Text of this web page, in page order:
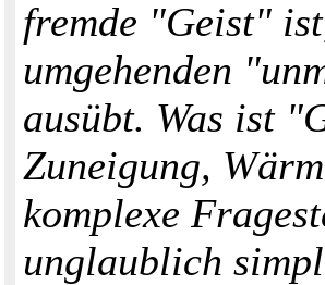
fremde "Geist"
umgehenden
ausübt. Was ist
Zuneigung,
komplexe
unglaublich